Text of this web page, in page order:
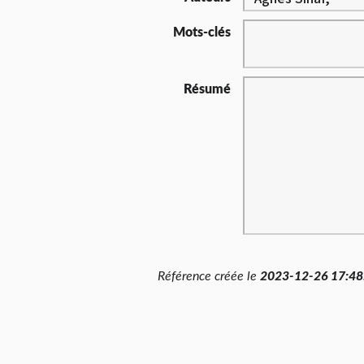
Mots-clés
Résumé
Référence créée le 2023-12-26